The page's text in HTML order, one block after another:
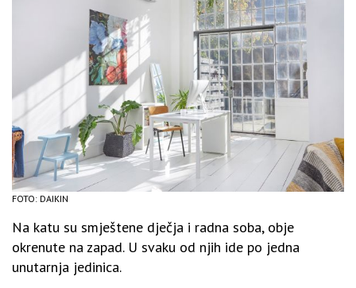
FOTO: DAIKIN
Na katu su smještene dječja i radna soba, obje
okrenute na zapad. U svaku od njih ide po jedna
unutarnja jedinica.